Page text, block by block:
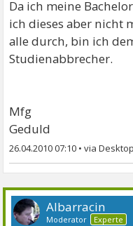
Da ich meine
ich dieses aber nicht
alle durch, bin ich
Studienabbrecher.
Mfg
Geduld
26.04.2010 07:10 •
Albarracin
Moderator Experte